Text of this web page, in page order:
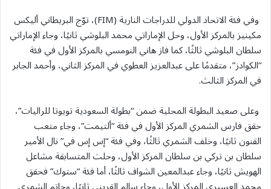
وفي فئة الاتحاد الدولي للدراجات النارية (FIM)، توّج البريطاني أليكس
مكينيز بالمركز الأول، وحل الإماراتي محمد البلوشي ثانيًا، وجاء الإماراتي
سلطان البلوشي ثالثًا، كما فاز هاني النومسي بالمركز الأول في فئة
“الكوادز”، متقدمًا على عبدالعزيز العطوي في المركز الثاني، وأحمد الجابر
في المركز الثالث.
وعلى صعيد البطولة المحلية ضمن “بطولة السعودية تويوتا للراليات”،
حقق فارس الشمري المركز الأول في فئة “ألتيمت”، وجاء متعب
القنون ثانيًا، وخلف الشمري ثالثًا، وفي فئة “إس إس في” نال الأمير
سلطان بن تركي بن سلطان المركز الأول، وحلت المتسابقة مشاعل
الهويش ثانيًا، وجاء عبدالمعين الشواف ثالثًا، أما فئة “ستوك” فحقق